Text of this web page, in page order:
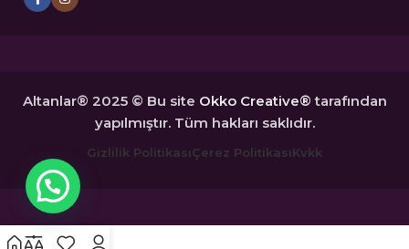
Altanlar® 2025 © Bu site Okko Creative® tarafından
yapılmıştır. Tüm hakları saklıdır.
Gizlilik PolitikasıÇerez PolitikasıKvkk